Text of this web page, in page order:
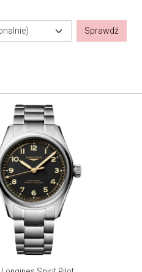
Sprawdź